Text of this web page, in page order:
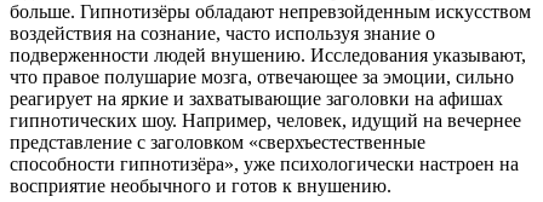
больше. Гипнотизёры обладают непревзойденным искусством
воздействия на сознание, часто используя знание о
подверженности людей внушению. Исследования указывают,
что правое полушарие мозга, отвечающее за эмоции, сильно
реагирует на яркие и захватывающие заголовки на афишах
гипнотических шоу. Например, человек, идущий на вечернее
представление с заголовком «сверхъестественные
способности гипнотизёра», уже психологически настроен на
восприятие необычного и готов к внушению.